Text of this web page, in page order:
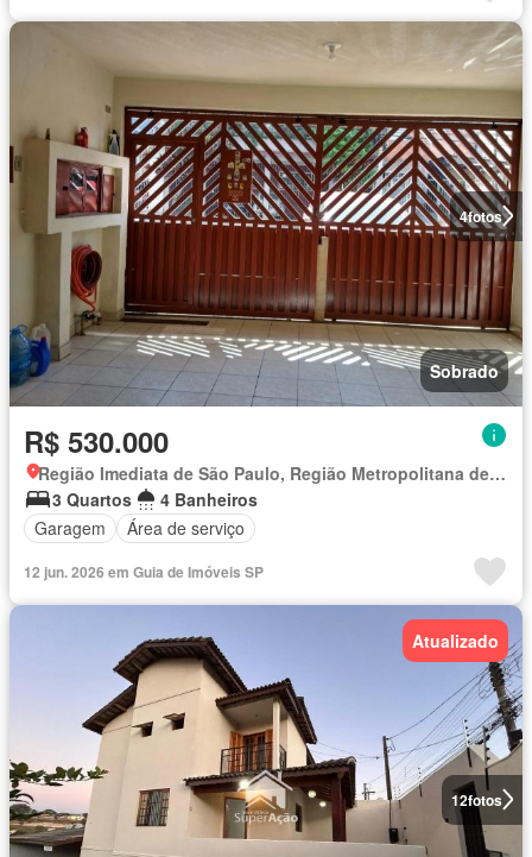
4fotos
Sobrado
R$ 530.000
Região Imediata de São Paulo, Região Metropolitana de São Paulo
3 Quartos
4 Banheiros
Garagem
Área de serviço
12 jun. 2026 em Guia de Imóveis SP
12fotos
Atualizado